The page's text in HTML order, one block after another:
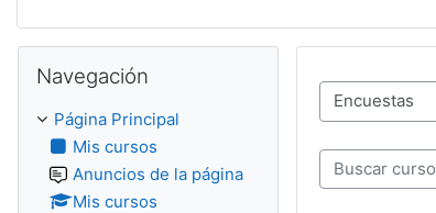
Categorías
Buscar cursos
Navegación
Página Principal
Mis cursos
Anuncios de la página
Mis cursos